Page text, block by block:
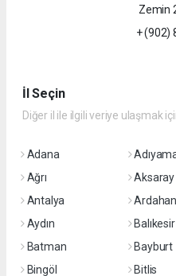
Zemin
+ (902)
İl Seçin
Diğer il ile ilgili veriye ulaşmak
Adana
Ağrı
Aksaray
Antalya
Ardahan
Aydın
Balıkesir
Batman
Bayburt
Bingöl
Bitlis